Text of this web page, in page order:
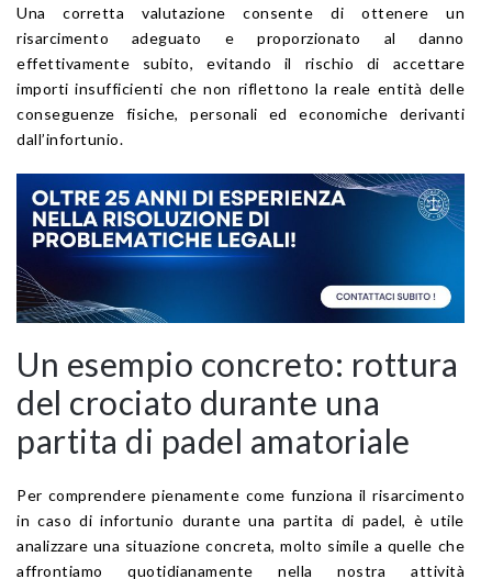
Una corretta valutazione consente di ottenere un
risarcimento adeguato e proporzionato al danno
effettivamente subito, evitando il rischio di accettare
importi insufficienti che non riflettono la reale entità delle
conseguenze fisiche, personali ed economiche derivanti
dall’infortunio.
Un esempio concreto: rottura
del crociato durante una
partita di padel amatoriale
Per comprendere pienamente come funziona il risarcimento
in caso di infortunio durante una partita di padel, è utile
analizzare una situazione concreta, molto simile a quelle che
affrontiamo quotidianamente nella nostra attività